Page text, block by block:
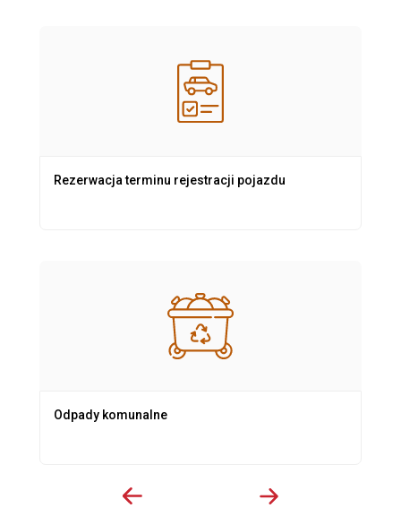
Rezerwacja terminu rejestracji pojazdu
Odpady komunalne